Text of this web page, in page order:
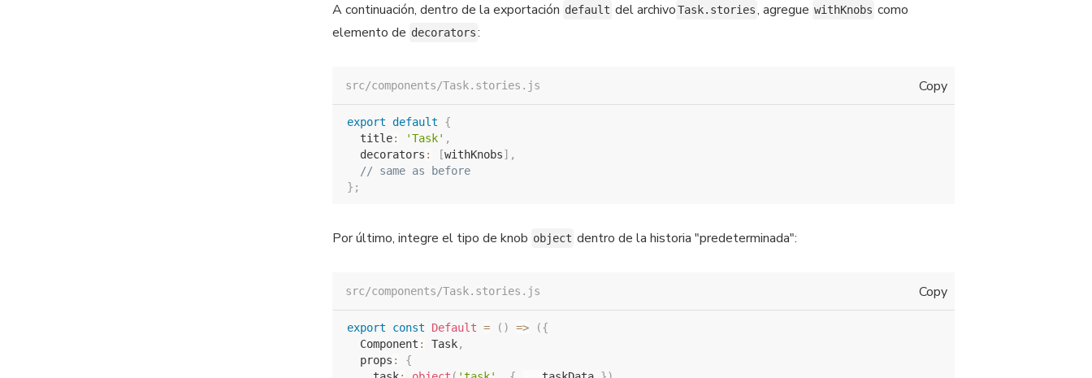
A continuación, dentro de la exportación default del archivo Task.stories , agregue withKnobs como
elemento de decorators :
Copy
src/components/Task.stories.js
export default
{
  title
: 'Task' ,
  decorators
: [withKnobs] ,
// same as before
} ;
Por último, integre el tipo de knob object dentro de la historia "predeterminada":
Copy
src/components/Task.stories.js
export const Default = ( ) => ({
  Component
: Task,
  props
:
{